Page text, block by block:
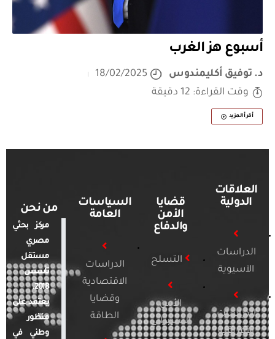
أسبوع هز الغرب
د. توفيق أكليمندوس
18/02/2025
وقت القراءة: 12 دقيقة
أقرأ المزيد
العلاقات
الدولية
الدراسات
الآسيوية
الدراسات
الأفريقية
قضايا
الأمن
والدفاع
التسلح
الأمن
السيبراني
السياسات
العامة
الدراسات
الاقتصادية
وقضايا
الطاقة
من نحن
مركز بحثي
مصري
مستقل
تأسس
2018.
يعتمد على
منظور
وطني في